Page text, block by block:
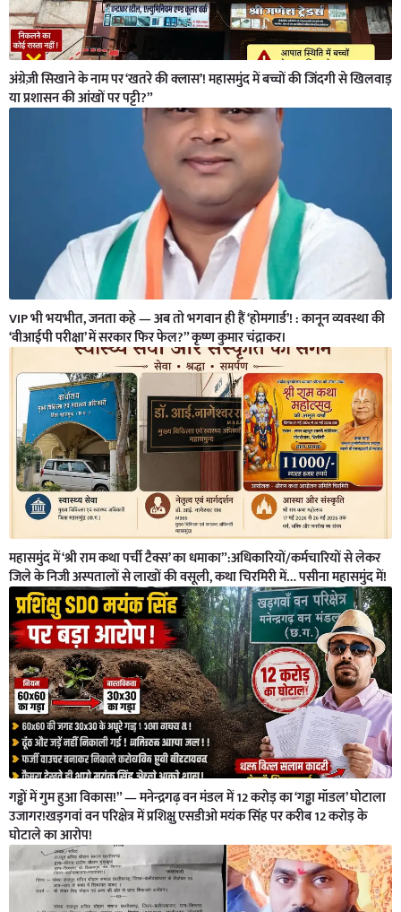
अंग्रेज़ी सिखाने के नाम पर ‘खतरे की क्लास’! महासमुंद में बच्चों की जिंदगी से खिलवाड़
या प्रशासन की आंखों पर पट्टी?”
VIP भी भयभीत, जनता कहे — अब तो भगवान ही हैं ‘होमगार्ड’! : कानून व्यवस्था की
‘वीआईपी परीक्षा’ में सरकार फिर फेल?” कृष्ण कुमार चंद्राकर।
महासमुंद में ‘श्री राम कथा पर्ची टैक्स’ का धमाका”:अधिकारियों/कर्मचारियों से लेकर
जिले के निजी अस्पतालों से लाखों की वसूली, कथा चिरमिरी में… पसीना महासमुंद में!
गड्ढों में गुम हुआ विकास!” — मनेन्द्रगढ़ वन मंडल में 12 करोड़ का ‘गड्ढा मॉडल’ घोटाला
उजागर!खड़गवां वन परिक्षेत्र में प्रशिक्षु एसडीओ मयंक सिंह पर करीब 12 करोड़ के
घोटाले का आरोप!